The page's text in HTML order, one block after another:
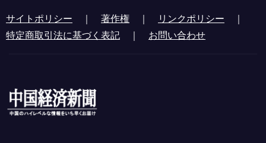
サイトポリシー ｜ 著作権 ｜ リンクポリシー ｜
特定商取引法に基づく表記 ｜ お問い合わせ